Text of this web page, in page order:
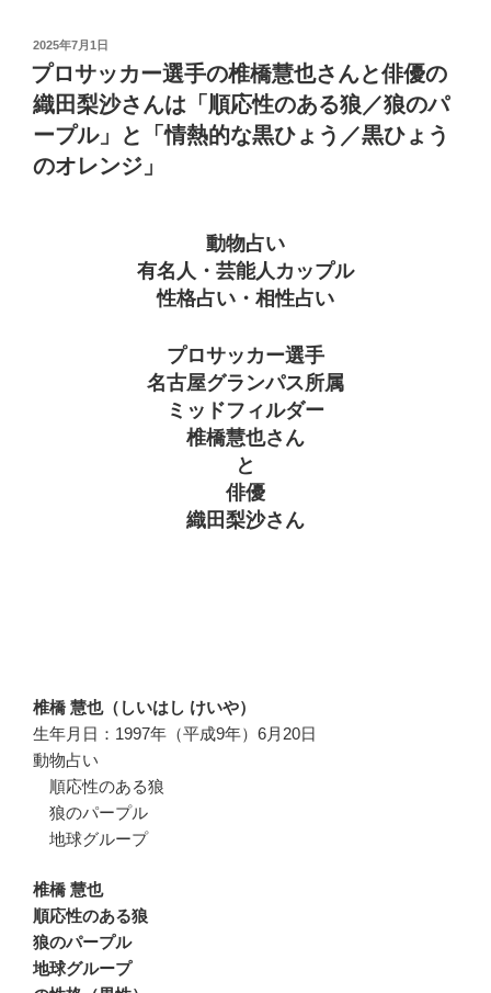
投
稿
日:
2025年7月1日
プロサッカー選手の椎橋慧也さんと俳優の
織田梨沙さんは「順応性のある狼／狼のパ
ープル」と「情熱的な黒ひょう／黒ひょう
のオレンジ」
動物占い
有名人・芸能人カップル
性格占い・相性占い
プロサッカー選手
名古屋グランパス所属
ミッドフィルダー
椎橋慧也さん
と
俳優
織田梨沙さん
椎橋 慧也（しいはし けいや）
生年月日：1997年（平成9年）6月20日
動物占い
順応性のある狼
狼のパープル
地球グループ
椎橋 慧也
順応性のある狼
狼のパープル
地球グループ